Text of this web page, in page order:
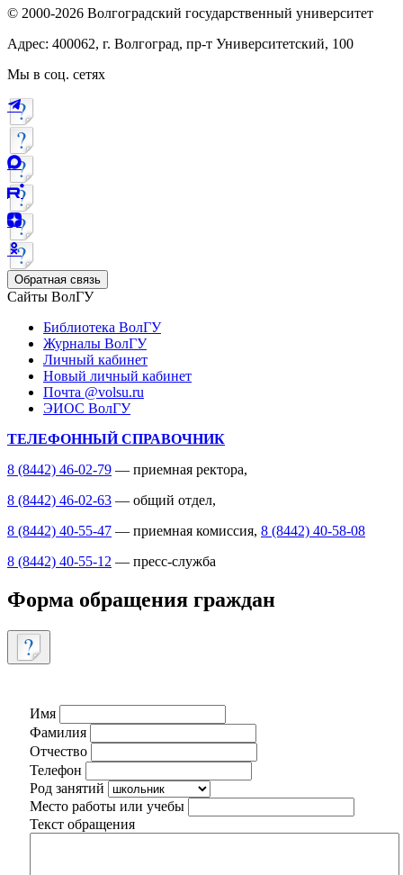
© 2000-2026 Волгоградский государственный университет
Адрес: 400062, г. Волгоград, пр-т Университетский, 100
Мы в соц. сетях
Обратная связь
Сайты ВолГУ
Библиотека ВолГУ
Журналы ВолГУ
Личный кабинет
Новый личный кабинет
Почта @volsu.ru
ЭИОС ВолГУ
ТЕЛЕФОННЫЙ СПРАВОЧНИК
8 (8442) 46-02-79 — приемная ректора,
8 (8442) 46-02-63 — общий отдел,
8 (8442) 40-55-47 — приемная комиссия, 8 (8442) 40-58-08
8 (8442) 40-55-12 — пресс-служба
Форма обращения граждан
Имя
Фамилия
Отчество
Телефон
Род занятий
Место работы или учебы
Текст обращения